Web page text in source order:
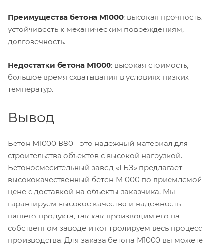
Преимущества бетона М1000: высокая прочность,
устойчивость к механическим повреждениям,
долговечность.
Недостатки бетона М1000: высокая стоимость,
большое время схватывания в условиях низких
температур.
Вывод
Бетон М1000 В80 - это надежный материал для
строительства объектов с высокой нагрузкой.
Бетоносмесительный завод «ГБЗ» предлагает
высококачественный бетон М1000 по приемлемой
цене с доставкой на объекты заказчика. Мы
гарантируем высокое качество и надежность
нашего продукта, так как производим его на
собственном заводе и контролируем весь процесс
производства. Для заказа бетона М1000 вы можете